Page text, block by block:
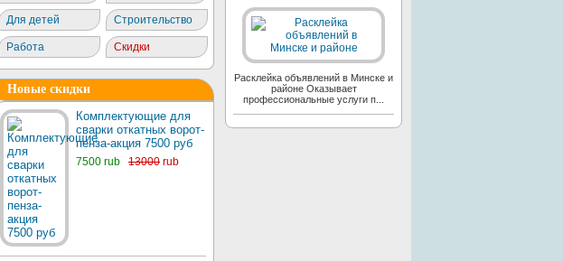
Для детей Строительство
Работа Скидки
Новые скидки
Комплектующие для
сварки откатных ворот-
пенза-акция 7500 руб
7500 rub 13000 rub
Расклейка объявлений в Минске и
районе Оказывает
профессиональные услуги п...